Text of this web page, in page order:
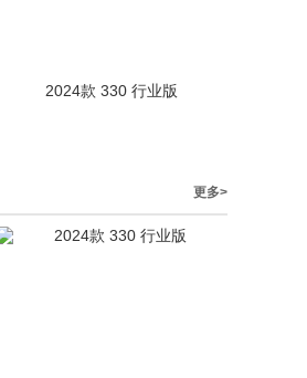
2024款 330 行业版
更多>